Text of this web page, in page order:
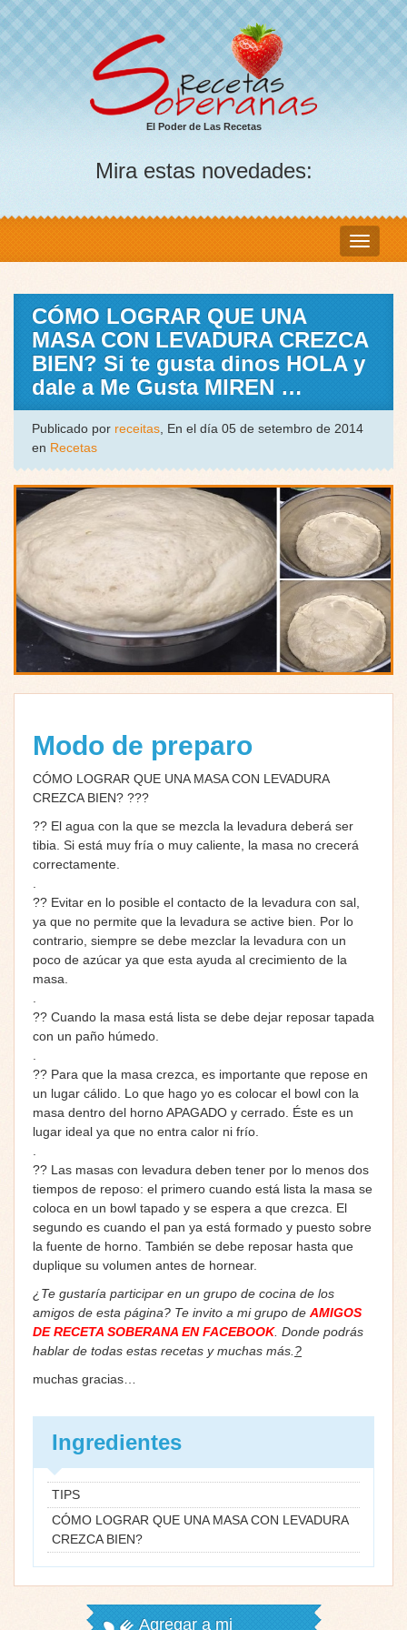
El Poder de Las Recetas
Mira estas novedades:
CÓMO LOGRAR QUE UNA
MASA CON LEVADURA CREZCA
BIEN? Si te gusta dinos HOLA y
dale a Me Gusta MIREN …
Publicado por receitas, En el día 05 de setembro de 2014
en Recetas
Modo de preparo
CÓMO LOGRAR QUE UNA MASA CON LEVADURA
CREZCA BIEN? ???
?? El agua con la que se mezcla la levadura deberá ser
tibia. Si está muy fría o muy caliente, la masa no crecerá
correctamente.
?? Evitar en lo posible el contacto de la levadura con sal,
ya que no permite que la levadura se active bien. Por lo
contrario, siempre se debe mezclar la levadura con un
poco de azúcar ya que esta ayuda al crecimiento de la
masa.
?? Cuando la masa está lista se debe dejar reposar tapada
con un paño húmedo.
?? Para que la masa crezca, es importante que repose en
un lugar cálido. Lo que hago yo es colocar el bowl con la
masa dentro del horno APAGADO y cerrado. Éste es un
lugar ideal ya que no entra calor ni frío.
?? Las masas con levadura deben tener por lo menos dos
tiempos de reposo: el primero cuando está lista la masa se
coloca en un bowl tapado y se espera a que crezca. El
segundo es cuando el pan ya está formado y puesto sobre
la fuente de horno. También se debe reposar hasta que
duplique su volumen antes de hornear.
¿Te gustaría participar en un grupo de cocina de los
amigos de esta página? Te invito a mi grupo de AMIGOS
DE RECETA SOBERANA EN FACEBOOK. Donde podrás
hablar de todas estas recetas y muchas más. ?
muchas gracias…
Ingredientes
TIPS
CÓMO LOGRAR QUE UNA MASA CON LEVADURA
CREZCA BIEN?
Agregar a mi